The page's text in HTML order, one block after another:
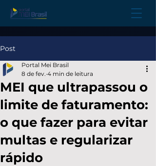
Post
MEI que ultrapassou o
limite de faturamento:
o que fazer para evitar
multas e regularizar
rápido
Portal Mei Brasil
8 de fev. 4 min de leitura